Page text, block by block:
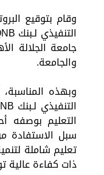
وقام بتوقيع
جامعة الجلالة
والجامعة.
وبهذه
التعليم بوصفه
سبل الاستفادة
تعليم شاملة
ذات كفاءة